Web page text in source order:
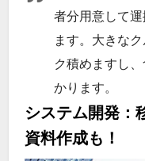
者分用意して
ます。大きな
ク積めますし
かります。
システム開発：
資料作成も！